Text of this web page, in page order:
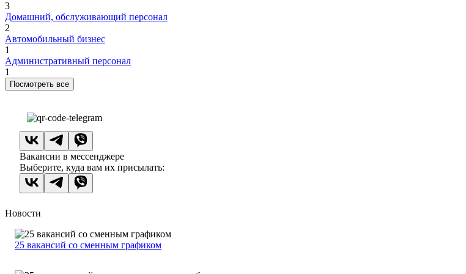
3
Домашний, обслуживающий персонал
2
Автомобильный бизнес
1
Административный персонал
1
Посмотреть все
Вакансии в мессенджере
Выберите, куда вам их присылать:
Новости
25 вакансий со сменным графиком